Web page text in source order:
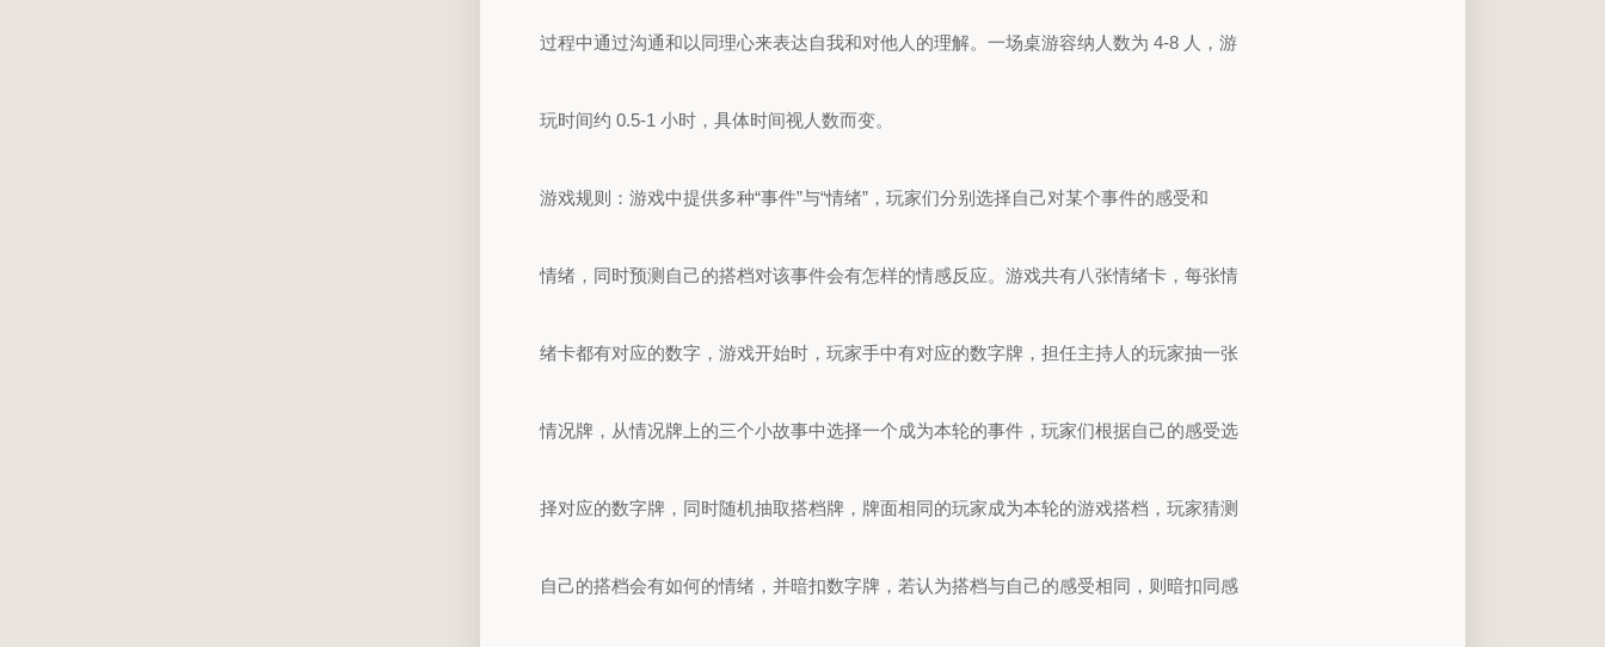
过程中通过沟通和以同理心来表达自我和对他人的理解。一场桌游容纳人数为 4-8 人，游
玩时间约 0.5-1 小时，具体时间视人数而变。
游戏规则：游戏中提供多种“事件”与“情绪”，玩家们分别选择自己对某个事件的感受和
情绪，同时预测自己的搭档对该事件会有怎样的情感反应。游戏共有八张情绪卡，每张情
绪卡都有对应的数字，游戏开始时，玩家手中有对应的数字牌，担任主持人的玩家抽一张
情况牌，从情况牌上的三个小故事中选择一个成为本轮的事件，玩家们根据自己的感受选
择对应的数字牌，同时随机抽取搭档牌，牌面相同的玩家成为本轮的游戏搭档，玩家猜测
自己的搭档会有如何的情绪，并暗扣数字牌，若认为搭档与自己的感受相同，则暗扣同感